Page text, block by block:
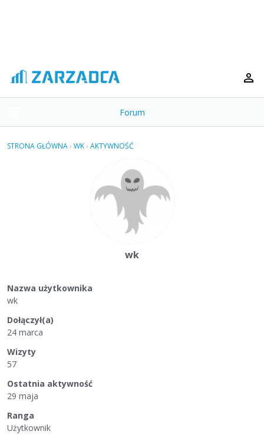
o
g
Forum
STRONA GŁÓWNA› WK› AKTYWNOŚĆ
wk
Nazwa użytkownika
wk
Dołączył(a)
24 marca
Wizyty
57
Ostatnia aktywność
29 maja
Ranga
Użytkownik